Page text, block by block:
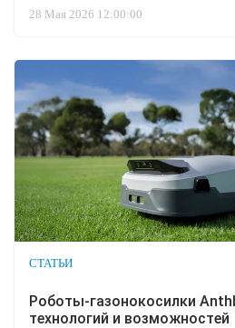
28 Мая 2026 12:00:00
СТАТЬИ
Роботы-газонокосилки
технологий и возможностей